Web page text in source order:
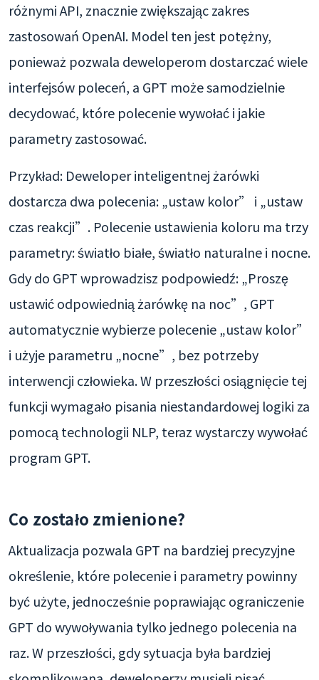
różnymi API, znacznie zwiększając zakres
zastosowań OpenAI. Model ten jest potężny,
ponieważ pozwala deweloperom dostarczać wiele
interfejsów poleceń, a GPT może samodzielnie
decydować, które polecenie wywołać i jakie
parametry zastosować.
Przykład: Deweloper inteligentnej żarówki
dostarcza dwa polecenia: „ustaw kolor” i „ustaw
czas reakcji”. Polecenie ustawienia koloru ma trzy
parametry: światło białe, światło naturalne i nocne.
Gdy do GPT wprowadzisz podpowiedź: „Proszę
ustawić odpowiednią żarówkę na noc”, GPT
automatycznie wybierze polecenie „ustaw kolor”
i użyje parametru „nocne”, bez potrzeby
interwencji człowieka. W przeszłości osiągnięcie tej
funkcji wymagało pisania niestandardowej logiki za
pomocą technologii NLP, teraz wystarczy wywołać
program GPT.
Co zostało zmienione?
Aktualizacja pozwala GPT na bardziej precyzyjne
określenie, które polecenie i parametry powinny
być użyte, jednocześnie poprawiając ograniczenie
GPT do wywoływania tylko jednego polecenia na
raz. W przeszłości, gdy sytuacja była bardziej